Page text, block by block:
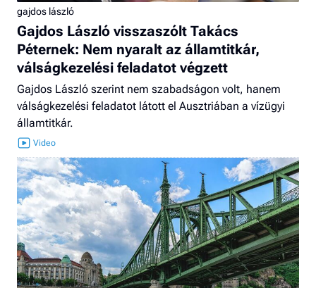
gajdos lászló
Gajdos László visszaszólt Takács
Péternek: Nem nyaralt az államtitkár,
válságkezelési feladatot végzett
Gajdos László szerint nem szabadságon volt, hanem
válságkezelési feladatot látott el Ausztriában a vízügyi
államtitkár.